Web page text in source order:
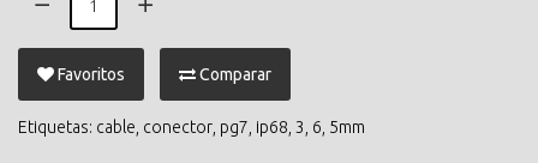
Favoritos Comparar
Etiquetas: cable conector pg7 ip68 3 6 5mm